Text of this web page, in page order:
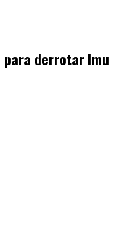
para derrotar Imu